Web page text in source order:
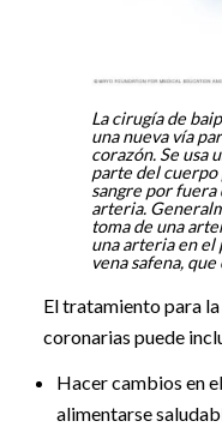
La cirugía de
una nueva vía
corazón. Se usa
parte del
sangre por fuera
arteria.
toma de una
una arteria en el
vena safena,
El tratamiento para
coronarias puede
Hacer cambios en
alimentarse